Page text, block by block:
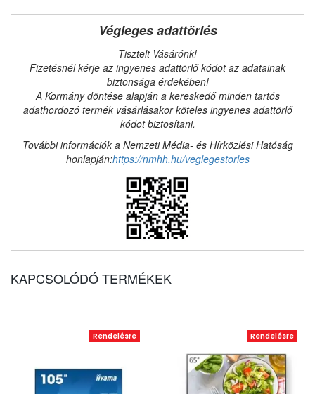
Végleges adattörlés
Tisztelt Vásárónk!
Fizetésnél kérje az ingyenes adattörlő kódot az adatainak
biztonsága érdekében!
A Kormány döntése alapján a kereskedő minden tartós
adathordozó termék vásárlásakor köteles ingyenes adattörlő
kódot biztosítani.
További információk a Nemzeti Média- és Hírközlési Hatóság
honlapján:https://nmhh.hu/veglegestorles
KAPCSOLÓDÓ TERMÉKEK
Rendelésre Rendelésre